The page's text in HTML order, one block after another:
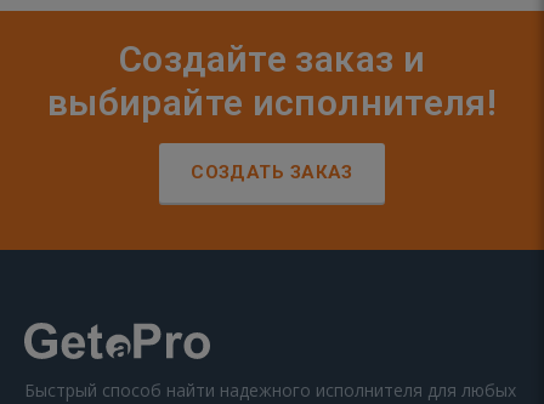
Создайте заказ и
выбирайте исполнителя!
СОЗДАТЬ ЗАКАЗ
Быстрый способ найти надежного исполнителя для любых